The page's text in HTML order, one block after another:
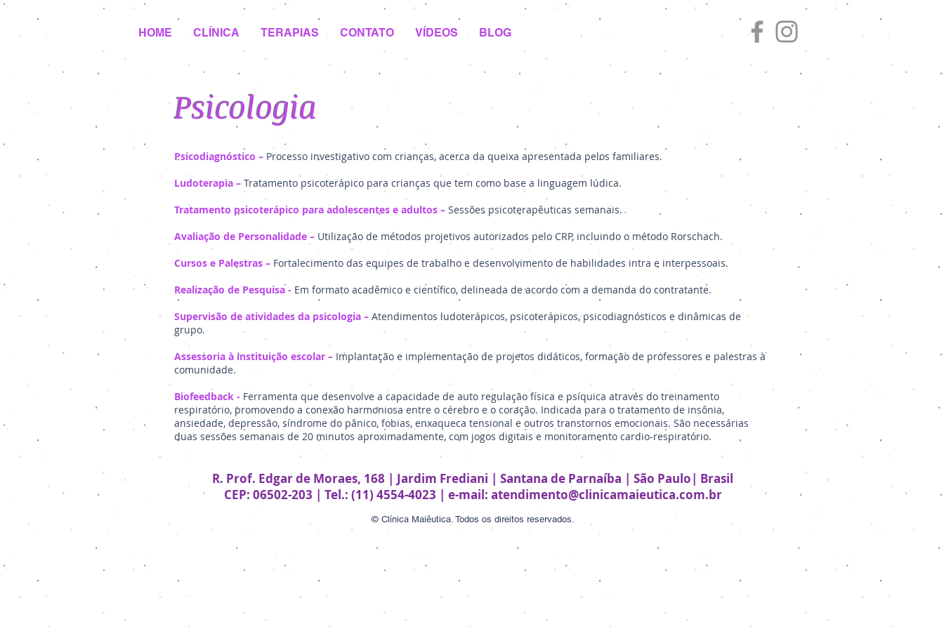
HOME CLÍNICA TERAPIAS CONTATO VÍDEOS BLOG
Psicologia
Psicodiagnóstico – Processo investigativo com crianças, acerca da queixa apresentada pelos familiares.
Ludoterapia – Tratamento psicoterápico para crianças que tem como base a linguagem lúdica.
Tratamento psicoterápico para adolescentes e adultos – Sessões psicoterapêuticas semanais.
Avaliação de Personalidade – Utilização de métodos projetivos autorizados pelo CRP, incluindo o método Rorschach.
Cursos e Palestras – Fortalecimento das equipes de trabalho e desenvolvimento de habilidades intra e interpessoais.
Realização de Pesquisa - Em formato acadêmico e científico, delineada de acordo com a demanda do contratante.
Supervisão de atividades da psicologia – Atendimentos ludoterápicos, psicoterápicos, psicodiagnósticos e dinâmicas de
grupo.
Assessoria à instituição escolar – Implantação e implementação de projetos didáticos, formação de professores e palestras à
comunidade.
Biofeedback - Ferramenta que desenvolve a capacidade de auto regulação física e psíquica através do treinamento
respiratório, promovendo a conexão harmoniosa entre o cérebro e o coração. Indicada para o tratamento de insônia,
ansiedade, depressão, síndrome do pânico, fobias, enxaqueca tensional e outros transtornos emocionais. São necessárias
duas sessões semanais de 20 minutos aproximadamente, com jogos digitais e monitoramento cardio-respiratório.
R. Prof. Edgar de Moraes, 168 | Jardim Frediani | Santana de Parnaíba | São Paulo| Brasil
CEP: 06502-203 | Tel.: (11) 4554-4023 | e-mail: atendimento@clinicamaieutica.com.br
© Clínica Maiêutica. Todos os direitos reservados.